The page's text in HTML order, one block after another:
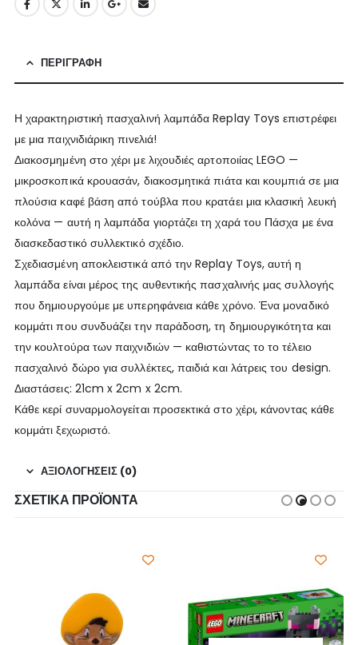
ΠΕΡΙΓΡΑΦΉ
Η χαρακτηριστική πασχαλινή λαμπάδα Replay Toys επιστρέφει
με μια παιχνιδιάρικη πινελιά!
Διακοσμημένη στο χέρι με λιχουδιές αρτοποιίας LEGO —
μικροσκοπικά κρουασάν, διακοσμητικά πιάτα και κουμπιά σε μια
πλούσια καφέ βάση από τούβλα που κρατάει μια κλασική λευκή
κολόνα — αυτή η λαμπάδα γιορτάζει τη χαρά του Πάσχα με ένα
διασκεδαστικό συλλεκτικό σχέδιο.
Σχεδιασμένη αποκλειστικά από την Replay Toys, αυτή η
λαμπάδα είναι μέρος της αυθεντικής πασχαλινής μας συλλογής
που δημιουργούμε με υπερηφάνεια κάθε χρόνο. Ένα μοναδικό
κομμάτι που συνδυάζει την παράδοση, τη δημιουργικότητα και
την κουλτούρα των παιχνιδιών — καθιστώντας το το τέλειο
πασχαλινό δώρο για συλλέκτες, παιδιά και λάτρεις του design.
Διαστάσεις: 21cm x 2cm x 2cm.
Κάθε κερί συναρμολογείται προσεκτικά στο χέρι, κάνοντας κάθε
κομμάτι ξεχωριστό.
ΑΞΙΟΛΟΓΉΣΕΙΣ (0)
ΣΧΕΤΙΚΆ ΠΡΟΪΌΝΤΑ